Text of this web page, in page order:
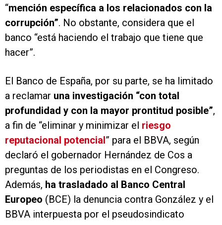
“mención específica a los relacionados con la
corrupción”. No obstante, considera que el
banco “está haciendo el trabajo que tiene que
hacer”.
El Banco de España, por su parte, se ha limitado
a reclamar una investigación “con total
profundidad y con la mayor prontitud posible”,
a fin de “eliminar y minimizar el riesgo
reputacional potencial” para el BBVA, según
declaró el gobernador Hernández de Cos a
preguntas de los periodistas en el Congreso.
Además, ha trasladado al Banco Central
Europeo (BCE) la denuncia contra González y el
BBVA interpuesta por el pseudosindicato